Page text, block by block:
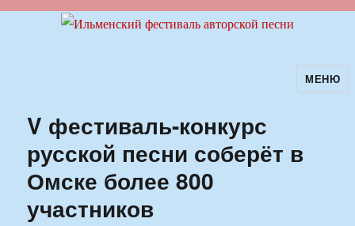
Ильменский фестиваль авторской
песни
МЕНЮ
V фестиваль-конкурс
русской песни соберёт в
Омске более 800
участников